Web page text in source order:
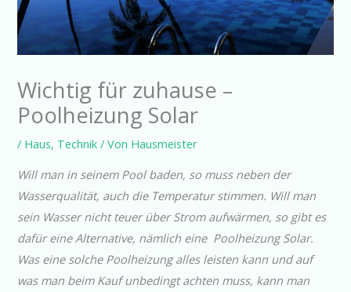
Wichtig für zuhause –
Poolheizung Solar
/ Haus, Technik / Von Hausmeister
Will man in seinem Pool baden, so muss neben der
Wasserqualität, auch die Temperatur stimmen. Will man
sein Wasser nicht teuer über Strom aufwärmen, so gibt es
dafür eine Alternative, nämlich eine Poolheizung Solar.
Was eine solche Poolheizung alles leisten kann und auf
was man beim Kauf unbedingt achten muss, kann man